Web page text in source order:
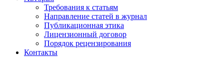
Требования к статьям
Направление статей в журнал
Публикационная этика
Лицензионный договор
Порядок рецензирования
Контакты